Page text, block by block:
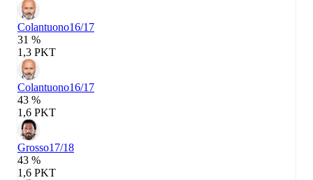
Colantuono16/17
31 %
1,3 PKT
Colantuono16/17
43 %
1,6 PKT
Grosso17/18
43 %
1,6 PKT